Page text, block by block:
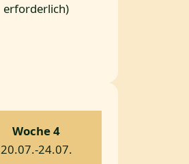
erforderlich)
Woche 4
20.07.-24.07.